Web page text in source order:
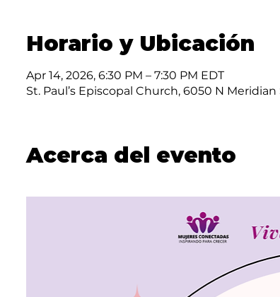
Horario y Ubicación
Apr 14, 2026, 6:30 PM – 7:30 PM EDT
St. Paul’s Episcopal Church, 6050 N
Acerca del evento